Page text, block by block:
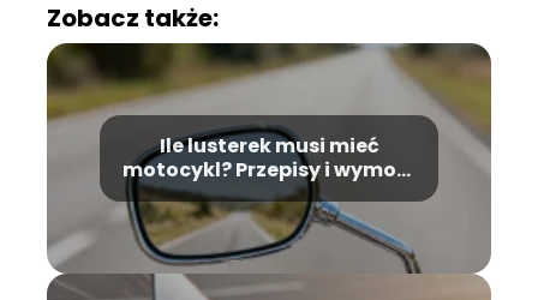
Zobacz także:
Ile lusterek musi mieć
motocykl? Przepisy i wymogi
prawne